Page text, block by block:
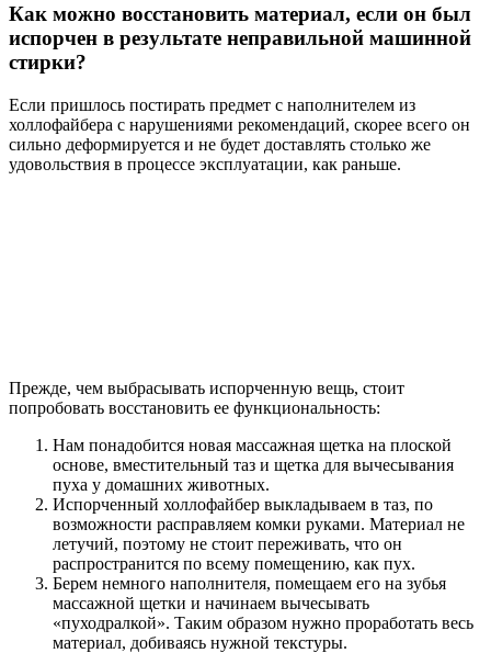
Как можно восстановить материал, если он был
испорчен в результате неправильной машинной
стирки?
Если пришлось постирать предмет с наполнителем из
холлофайбера с нарушениями рекомендаций, скорее всего он
сильно деформируется и не будет доставлять столько же
удовольствия в процессе эксплуатации, как раньше.
Прежде, чем выбрасывать испорченную вещь, стоит
попробовать восстановить ее функциональность:
Нам понадобится новая массажная щетка на плоской
основе, вместительный таз и щетка для вычесывания
пуха у домашних животных.
Испорченный холлофайбер выкладываем в таз, по
возможности расправляем комки руками. Материал не
летучий, поэтому не стоит переживать, что он
распространится по всему помещению, как пух.
Берем немного наполнителя, помещаем его на зубья
массажной щетки и начинаем вычесывать
«пуходралкой». Таким образом нужно проработать весь
материал, добиваясь нужной текстуры.